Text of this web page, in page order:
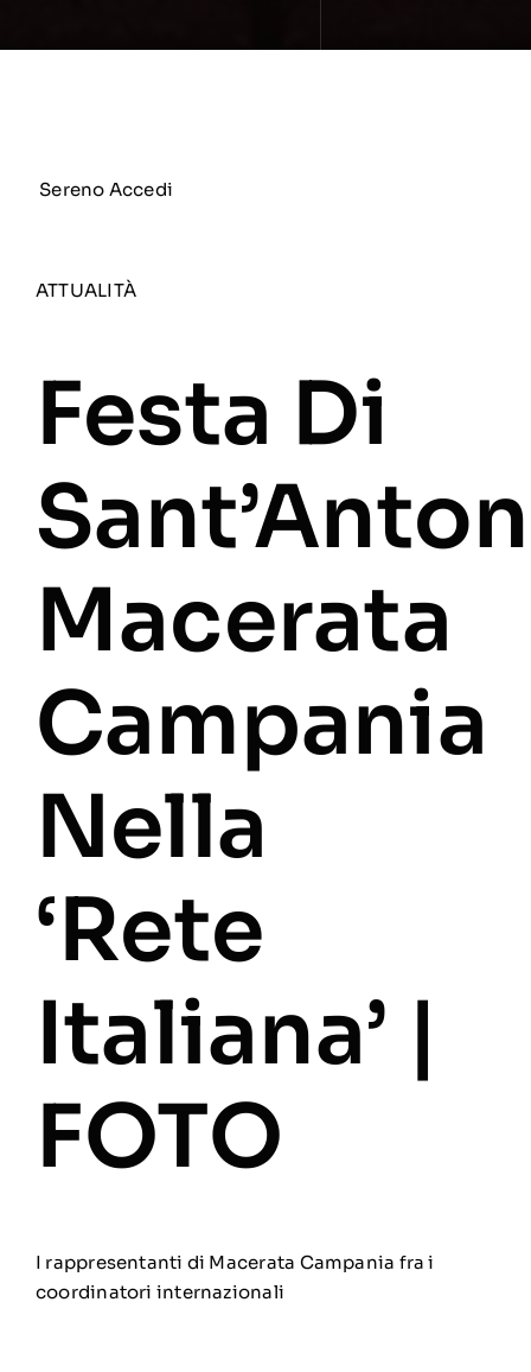
Sereno Accedi
ATTUALITÀ
Festa Di
Macerata
Campania
Nella
‘Rete
Italiana’ |
FOTO
I rappresentanti di Macerata Campania fra i
coordinatori internazionali